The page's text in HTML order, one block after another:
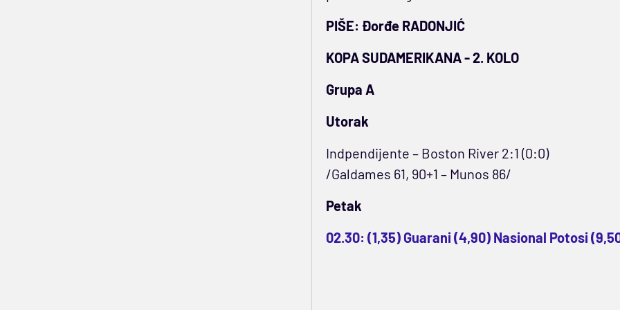
PIŠE: Đorđe RADONJIĆ
KOPA SUDAMERIKANA - 2. KOLO
Grupa A
Utorak
Indpendijente – Boston River 2:1 (0:0)
/Galdames 61, 90+1 – Munos 86/
Petak
02.30: (1,35) Guarani (4,90) Nasional Potosi